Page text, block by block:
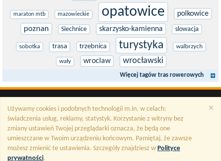
maraton mtb mazowieckie opatowice polkowice
poznan Siechnice skarzysko-kamienna slowacja
sobotka trasa trzebnica turystyka walbrzych
wały wroclaw wrocławski
Więcej tagów tras rowerowych
×
Używamy cookies i podobnych technologii m.in. w celach:
świadczenia usług, reklamy, statystyk. Korzystanie z witryny bez
zmiany ustawień Twojej przeglądarki oznacza, że będą one
umieszczane w Twoim urządzeniu końcowym. Pamiętaj, że zawsze
możesz zmienić te ustawienia. Szczegóły znajdziesz w Polityce
prywatności.